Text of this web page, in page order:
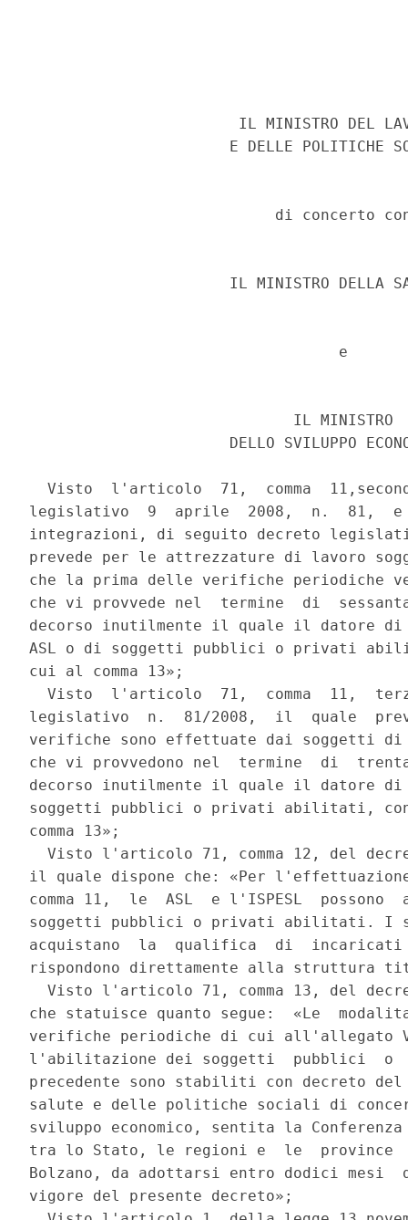
IL MINISTRO DEL
E DELLE POLITICHE
di concerto
IL MINISTRO DELLA
                                  e
                             IL MINISTRO
DELLO SVILUPPO
Visto  l'articolo  71,  comma
legislativo  9  aprile  2008,  n.  81,  e
integrazioni, di seguito decreto
prevede per le attrezzature di lavoro
che la prima delle verifiche periodiche
che vi provvede nel  termine  di
decorso inutilmente il quale il datore
ASL o di soggetti pubblici o privati
cui al comma 13»;
Visto  l'articolo  71,  comma  11,
legislativo  n.  81/2008,  il  quale
verifiche sono effettuate dai soggetti di
che vi provvedono nel  termine  di
decorso inutilmente il quale il datore
soggetti pubblici o privati abilitati,
comma 13»;
Visto l'articolo 71, comma 12, del
il quale dispone che: «Per
comma 11,  le  ASL  e l'ISPESL
soggetti pubblici o privati abilitati. I
acquistano  la  qualifica  di
rispondono direttamente alla struttura
Visto l'articolo 71, comma 13, del
che statuisce quanto segue:  «Le
verifiche periodiche di cui
l'abilitazione dei soggetti  pubblici  o
precedente sono stabiliti con decreto
salute e delle politiche sociali di
sviluppo economico, sentita la
tra lo Stato, le regioni e  le  province
Bolzano, da adottarsi entro dodici
vigore del presente decreto»;